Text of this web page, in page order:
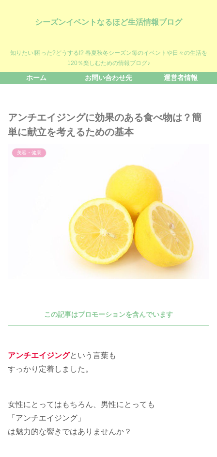
シーズンイベントなるほど生活情報ブログ
知りたい!困った?どうする!? 春夏秋冬シーズン毎のイベントや日々の生活を
120％楽しむための情報ブログ♪
ホーム お問い合わせ先 運営者情報
アンチエイジングに効果のある食べ物は？簡
単に献立を考えるための基本
美容・健康
この記事はプロモーションを含んでいます
アンチエイジングという言葉も
すっかり定着しました。
女性にとってはもちろん、男性にとっても
「アンチエイジング」
は魅力的な響きではありませんか？